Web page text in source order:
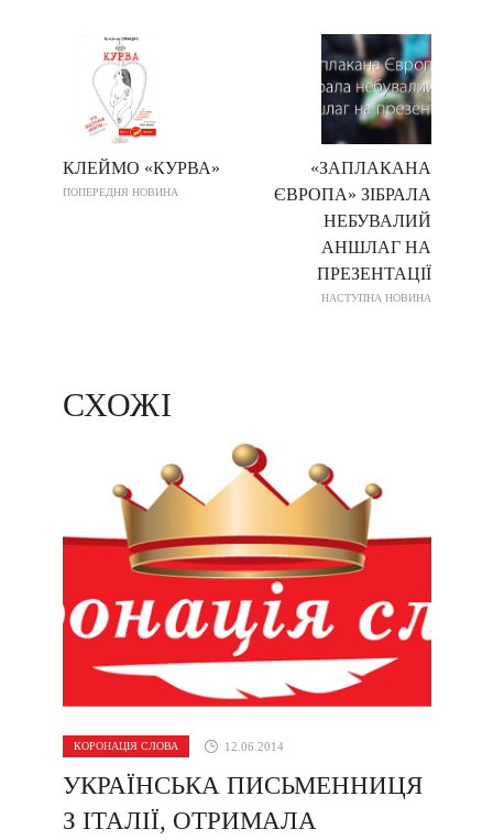
КЛЕЙМО «КУРВА»
ПОПЕРЕДНЯ НОВИНА
«ЗАПЛАКАНА
ЄВРОПА» ЗІБРАЛА
НЕБУВАЛИЙ
АНШЛАГ НА
ПРЕЗЕНТАЦІЇ
НАСТУПНА НОВИНА
СХОЖІ
КОРОНАЦІЯ СЛОВА 12.06.2014
УКРАЇНСЬКА ПИСЬМЕННИЦЯ
З ІТАЛІЇ, ОТРИМАЛА